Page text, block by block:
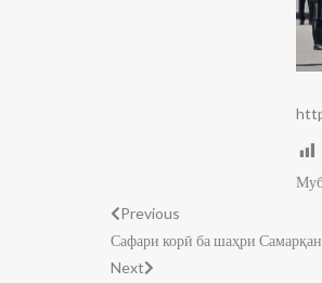
Previous
Сафари корӣ ба шаҳри
Next